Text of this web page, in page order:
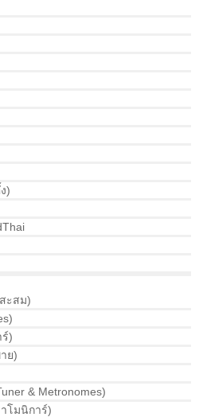
)
ะสม)
)
ย)
& Metronomes)
โมนิการ์)